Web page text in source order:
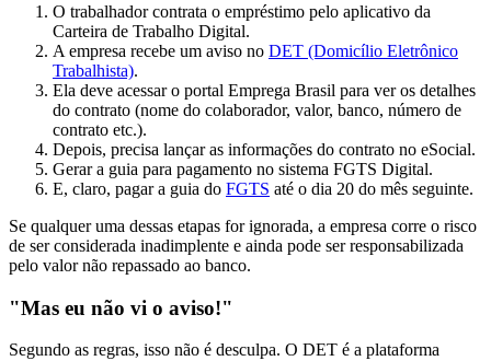
O trabalhador contrata o empréstimo pelo aplicativo da
Carteira de Trabalho Digital.
A empresa recebe um aviso no DET (Domicílio Eletrônico
Trabalhista).
Ela deve acessar o portal Emprega Brasil para ver os detalhes
do contrato (nome do colaborador, valor, banco, número de
contrato etc.).
Depois, precisa lançar as informações do contrato no eSocial.
Gerar a guia para pagamento no sistema FGTS Digital.
E, claro, pagar a guia do FGTS até o dia 20 do mês seguinte.
Se qualquer uma dessas etapas for ignorada, a empresa corre o risco
de ser considerada inadimplente e ainda pode ser responsabilizada
pelo valor não repassado ao banco.
"Mas eu não vi o aviso!"
Segundo as regras, isso não é desculpa. O DET é a plataforma